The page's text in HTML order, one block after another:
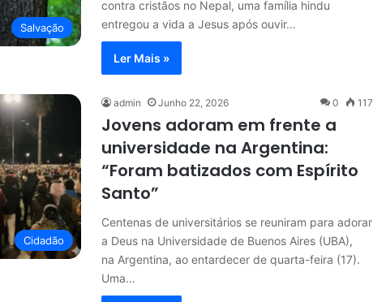
Salvação
contra cristãos no Nepal, uma família hindu
entregou a vida a Jesus após ouvir…
Ler Mais »
Cidadão
admin Junho 22, 2026 0 117
Jovens adoram em frente a
universidade na Argentina:
“Foram batizados com Espírito
Santo”
Centenas de universitários se reuniram para adorar
a Deus na Universidade de Buenos Aires (UBA),
na Argentina, ao entardecer de quarta-feira (17).
Uma…